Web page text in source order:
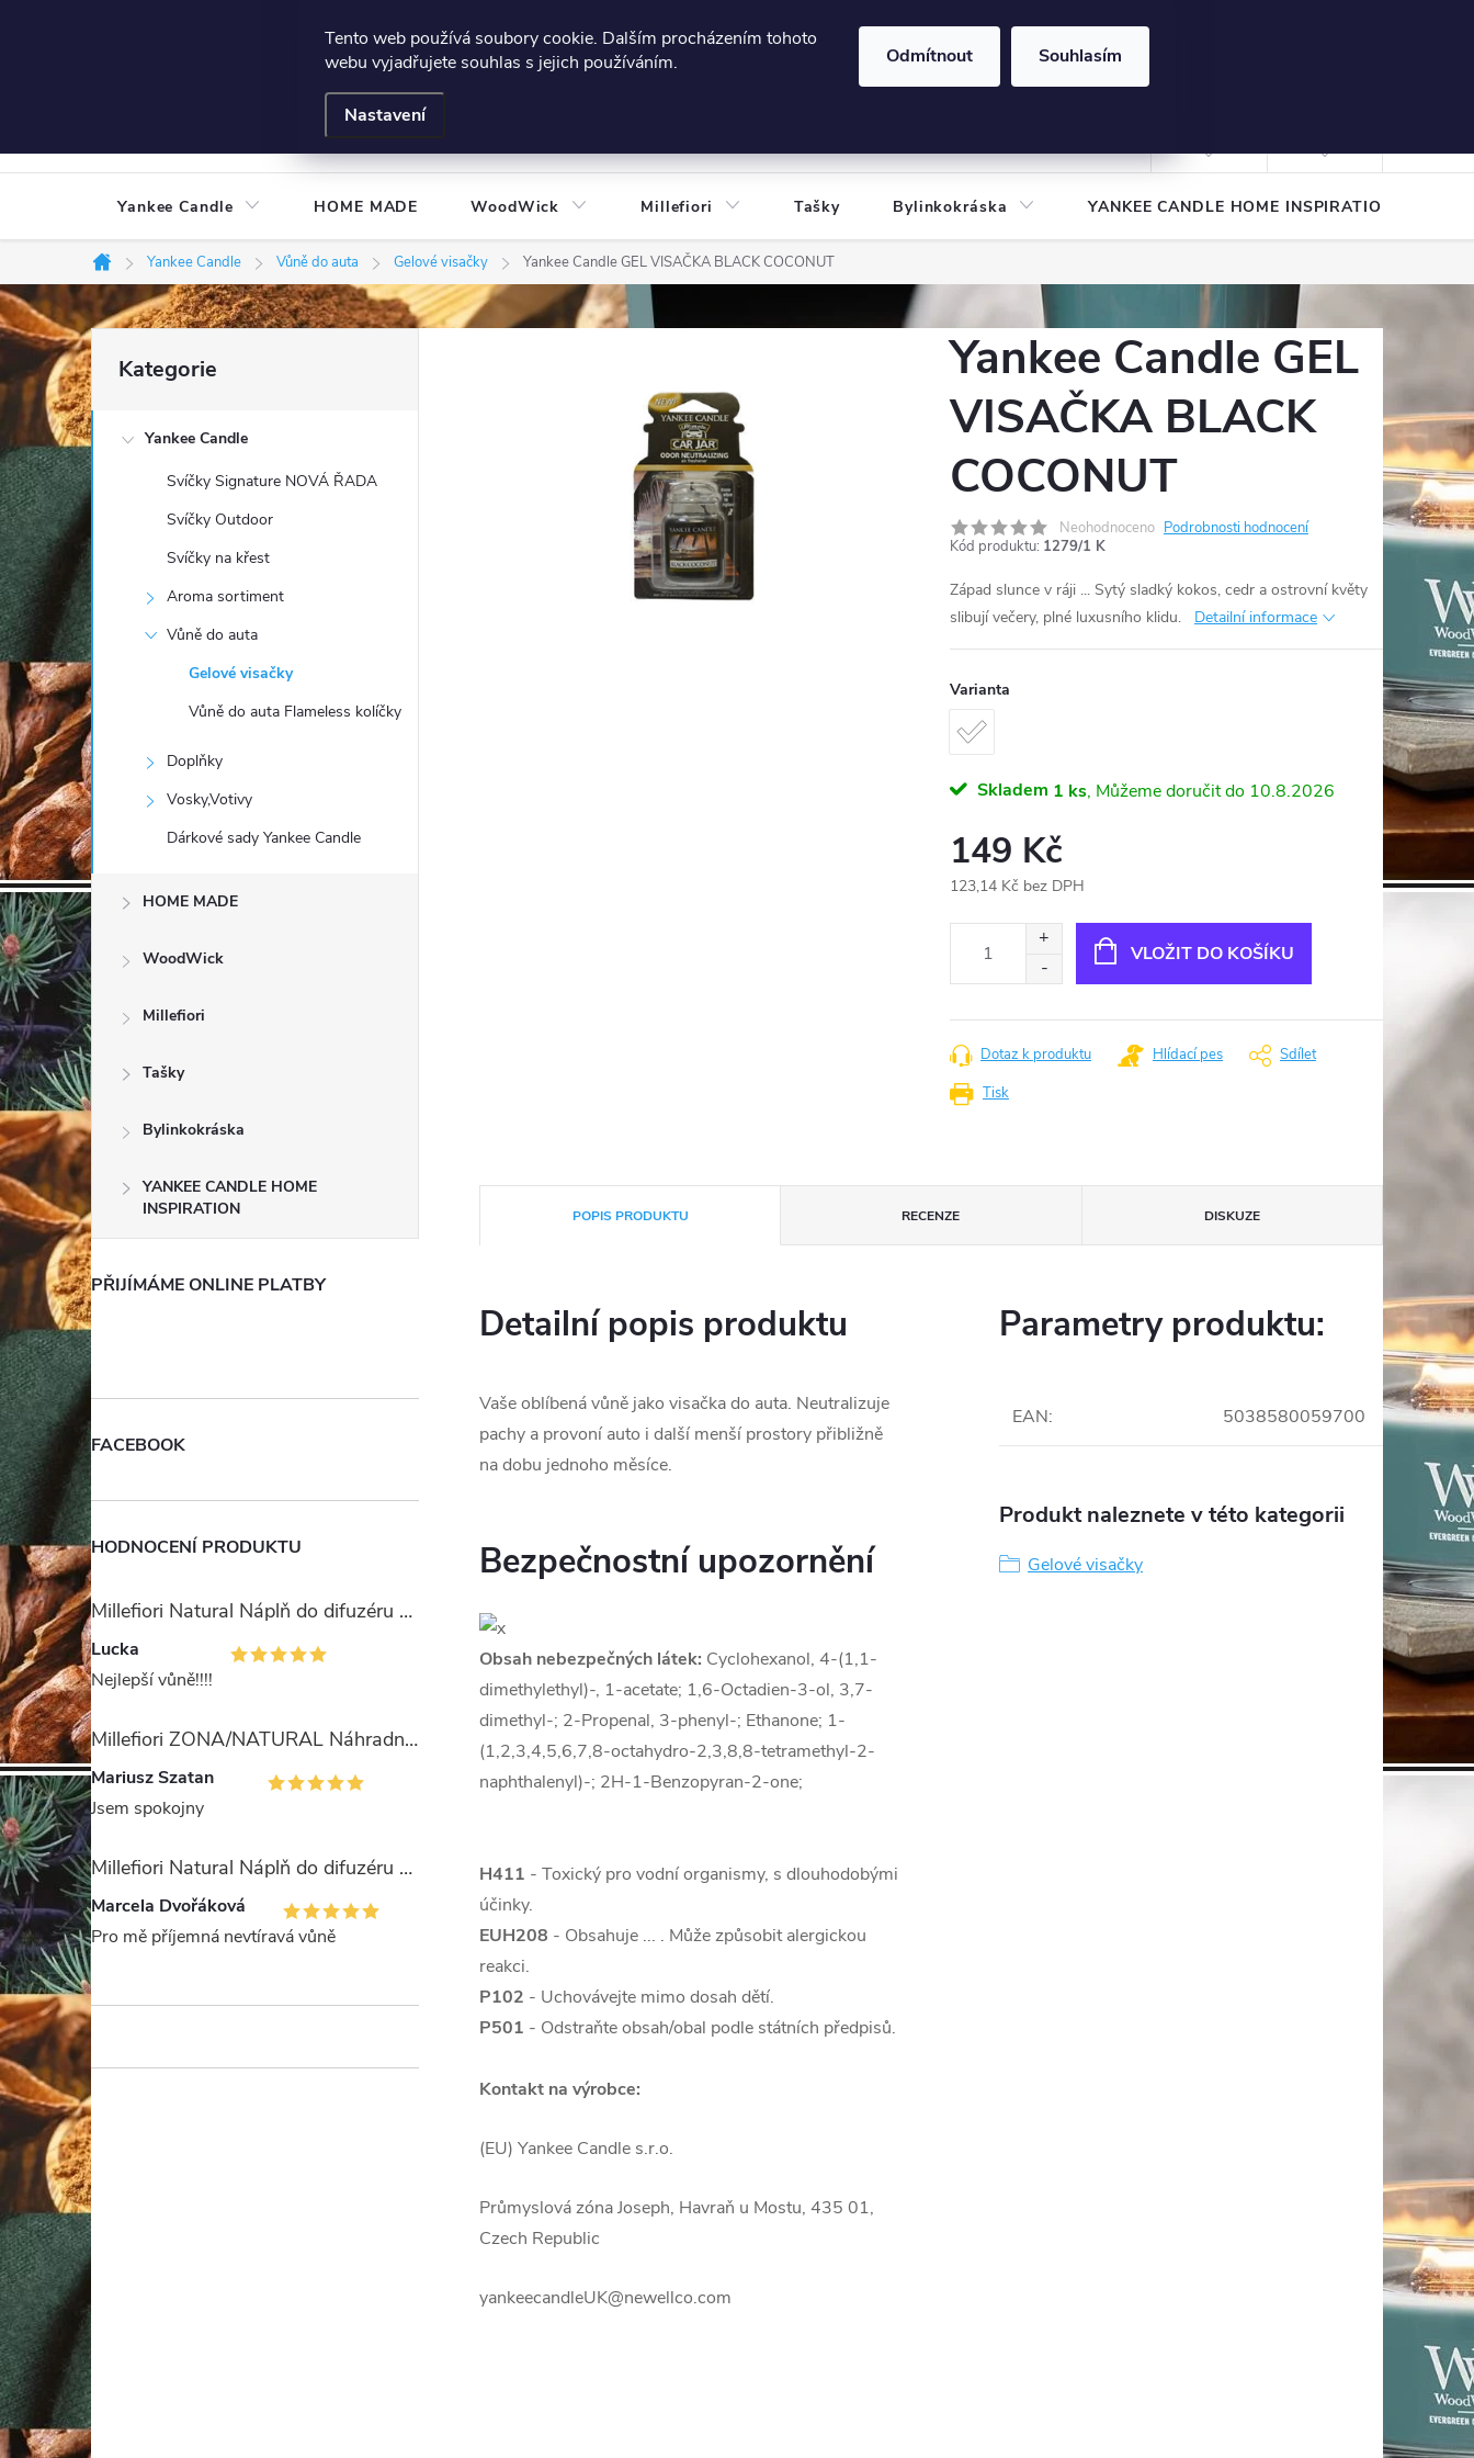
Tento web používá soubory cookie. Dalším procházením tohoto
webu vyjadřujete souhlas s jejich používáním.
Nastavení
Odmítnout Souhlasím
606124443
Podmínky e-shopu Podmínky ochrany osobních údajů
Yankee Candle HOME MADE WoodWick Millefiori Tašky Bylinkokráska YANKEE CANDLE HOME INSPIRATION
Domů
Yankee Candle Vůně do auta Gelové visačky Yankee Candle GEL VISAČKA BLACK COCONUT
P
o
s
r
a
n
n
í
p
a
n
e
l
kategorie
Kategorie
Yankee Candle
Svíčky Signature NOVÁ ŘADA
Svíčky Outdoor
Svíčky na křest
Aroma sortiment
Vůně do auta
Gelové visačky
Vůně do auta Flameless kolíčky
Doplňky
Vosky,Votivy
Dárkové sady Yankee Candle
HOME MADE
WoodWick
Millefiori
Tašky
Bylinkokráska
YANKEE CANDLE HOME
INSPIRATION
PŘIJÍMÁME ONLINE PLATBY
FACEBOOK
HODNOCENÍ PRODUKTU
Millefiori Natural Náplň do difuzéru 250ml/Ambra & Rosa
Lucka
Nejlepší vůně!!!!
Millefiori ZONA/NATURAL Náhradní stébla pro difuzér 100ml
Mariusz Szatan
Jsem spokojny
Millefiori Natural Náplň do difuzéru 250ml/Legni e Fiori ďArancio
Marcela Dvořáková
Pro mě příjemná nevtíravá vůně
Yankee Candle GEL
VISAČKA BLACK
COCONUT
Neohodnoceno Podrobnosti hodnocení
Kód produktu: 1279/1 K
Západ slunce v ráji ... Sytý sladký kokos, cedr a ostrovní květy
slibují večery, plné luxusního klidu.
Detailní informace
Varianta
Skladem 1 ks 10.8.2026
149 Kč
123,14 Kč bez DPH
VLOŽIT DO KOŠÍKU
Tisk
Dotaz k produktu Hlídací pes Sdílet
POPIS PRODUKTU RECENZE DISKUZE
Detailní popis produktu
Vaše oblíbená vůně jako visačka do auta. Neutralizuje
pachy a provoní auto i další menší prostory přibližně
na dobu jednoho měsíce.
Bezpečnostní upozornění
Obsah nebezpečných látek: Cyclohexanol, 4-(1,1-
dimethylethyl)-, 1-acetate; 1,6-Octadien-3-ol, 3,7-
dimethyl-; 2-Propenal, 3-phenyl-; Ethanone; 1-
(1,2,3,4,5,6,7,8-octahydro-2,3,8,8-tetramethyl-2-
naphthalenyl)-; 2H-1-Benzopyran-2-one;
H411 - Toxický pro vodní organismy, s dlouhodobými
účinky.
EUH208 - Obsahuje ... . Může způsobit alergickou
reakci.
P102 - Uchovávejte mimo dosah dětí.
P501 - Odstraňte obsah/obal podle státních předpisů.
Kontakt na výrobce:
(EU) Yankee Candle s.r.o.
Průmyslová zóna Joseph, Havraň u Mostu, 435 01,
Czech Republic
yankeecandleUK@newellco.com
Parametry produktu:
EAN: 5038580059700
Produkt naleznete v této kategorii
Gelové visačky